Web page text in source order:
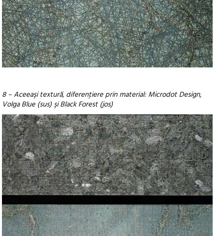
8 – Aceeaşi textură, diferenţiere prin material: Microdot Design,
Volga Blue (sus) şi Black Forest (jos)